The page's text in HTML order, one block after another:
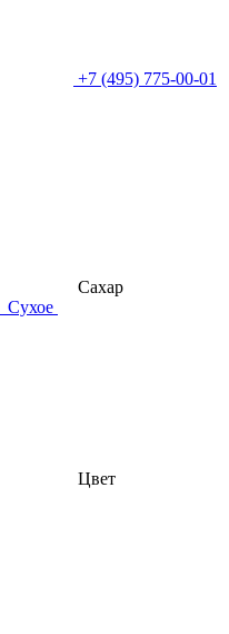
+7 (495) 775-00-01
Сахар
Сухое
Цвет